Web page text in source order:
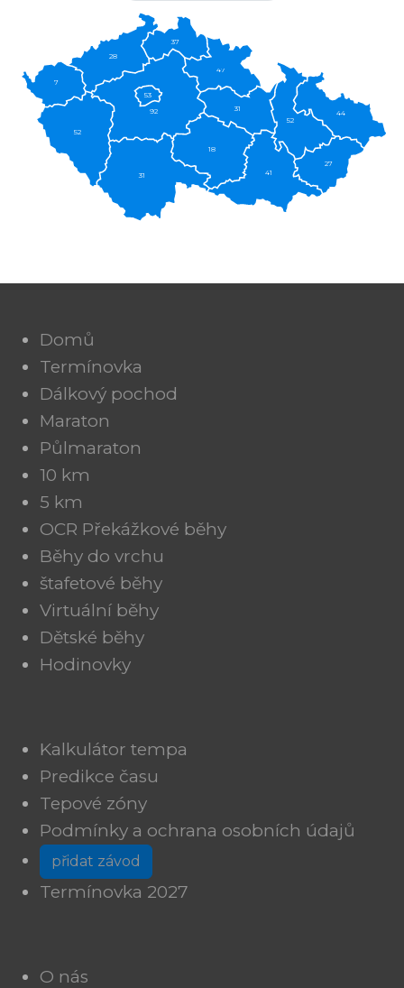
37
47
31
52
44
27
41
18
31
52
7
28
92
53
Domů
Termínovka
Dálkový pochod
Maraton
Půlmaraton
10 km
5 km
OCR Překážkové běhy
Běhy do vrchu
štafetové běhy
Virtuální běhy
Dětské běhy
Hodinovky
Kalkulátor tempa
Predikce času
Tepové zóny
Podmínky a ochrana osobních údajů
přidat závod
Termínovka 2027
O nás